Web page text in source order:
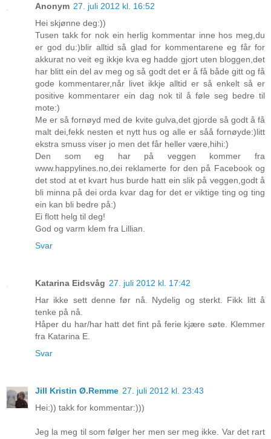
Anonym 27. juli 2012 kl. 16:52
Hei skjønne deg:))
Tusen takk for nok ein herlig kommentar inne hos meg,du
er god du:)blir alltid så glad for kommentarene eg får for
akkurat no veit eg ikkje kva eg hadde gjort uten bloggen,det
har blitt ein del av meg og så godt det er å få både gitt og få
gode kommentarer,når livet ikkje alltid er så enkelt så er
positive kommentarer ein dag nok til å føle seg bedre til
mote:)
Me er så fornøyd med de kvite gulva,det gjorde så godt å få
malt dei,fekk nesten et nytt hus og alle er såå fornøyde:)litt
ekstra smuss viser jo men det får heller være,hihi:)
Den som eg har på veggen kommer fra
www.happylines.no,dei reklamerte for den på Facebook og
det stod at et kvart hus burde hatt ein slik på veggen,godt å
bli minna på dei orda kvar dag for det er viktige ting og ting
ein kan bli bedre på:)
Ei flott helg til deg!
God og varm klem fra Lillian.
Svar
Katarina Eidsvåg 27. juli 2012 kl. 17:42
Har ikke sett denne før nå. Nydelig og sterkt. Fikk litt å
tenke på nå.
Håper du har/har hatt det fint på ferie kjære søte. Klemmer
fra Katarina E.
Svar
Jill Kristin Ø.Remme 27. juli 2012 kl. 23:43
Hei:)) takk for kommentar:)))
Jeg la meg til som følger her men ser meg ikke. Var det rart